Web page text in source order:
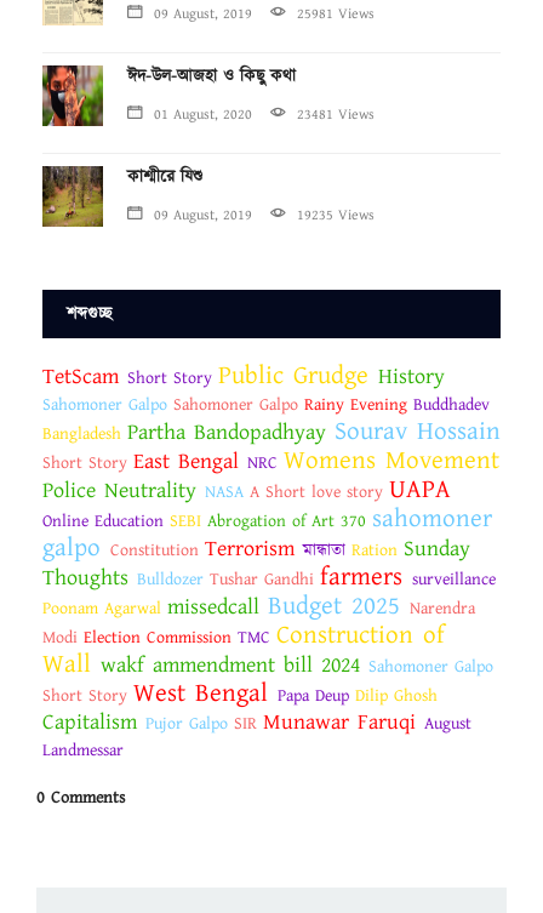
09 August, 2019 25981 Views
ঈদ-উল-আজহা ও কিছু কথা
01 August, 2020 23481 Views
কাশ্মীরে যিশু
09 August, 2019 19235 Views
শব্দগুচ্ছ
TetScam Short Story Public Grudge History
Sahomoner Galpo Sahomoner Galpo Rainy Evening Buddhadev
Bangladesh Partha Bandopadhyay Sourav Hossain
Short Story East Bengal NRC Womens Movement
Police Neutrality NASA A Short love story UAPA
Online Education SEBI Abrogation of Art 370 sahomoner
galpo Constitution Terrorism মান্ধাতা Ration Sunday
Thoughts Bulldozer Tushar Gandhi farmers surveillance
Poonam Agarwal missedcall Budget 2025 Narendra
Modi Election Commission TMC Construction of
Wall wakf ammendment bill 2024 Sahomoner Galpo
Short Story West Bengal Papa Deup Dilip Ghosh
Capitalism Pujor Galpo SIR Munawar Faruqi August
Landmessar
0 Comments